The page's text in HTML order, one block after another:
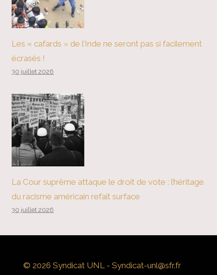
Les « cafards » de l’Inde ne seront pas si facilement
écrasés !
30 juillet 2026
La Cour suprême attaque le droit de vote : l’héritage
du racisme américain refait surface
30 juillet 2026
© 2026 Syndicat UNL - Syndicat-unl@sfr.fr